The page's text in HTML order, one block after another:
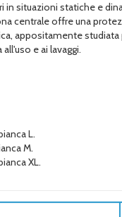
in situazioni statiche e
centrale offre una
appositamente
e ai lavaggi.
L.
M.
XL.